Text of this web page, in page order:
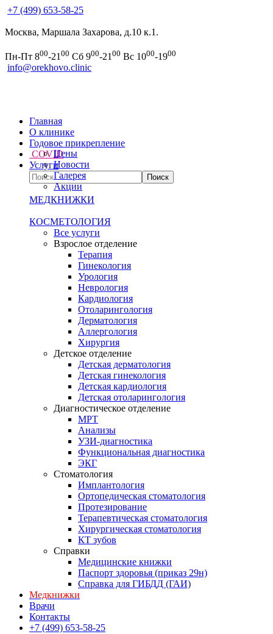
+7 (499) 653-58-25
Москва, Маршала Захарова, д.10 к.1.
Пн-Пт 800-21 00 Сб 900-21 00 Вс 1000-1900
info@orekhovo.clinic
Главная
О клинике
Цены
Новости
Галерея
Акции
Годовое прикрепление
COVID
Услуги
МЕДКНИЖКИ
КОСМЕТОЛОГИЯ
Все услуги
Взрослое отделение
Терапия
Гинекология
Урология
Неврология
Кардиология
Отоларингология
Дерматология
Аллергология
Хирургия
Детское отделение
Детская дерматология
Детская гинекология
Детская кардиология
Детская отоларингология
Диагностическое отделение
МРТ
Анализы
УЗИ-диагностика
Функциональная диагностика
ЭКГ
Стоматология
Имплантология
Ортопедическая стоматология
Протезирование
Терапевтическая стоматология
Хирургическая стоматология
КТ зубов
Справки
Медицинские книжки
Паспорт здоровья (приказ 29н)
Справка для ГИБДД (ГАИ)
Медкнижки
Врачи
Контакты
+7 (499) 653-58-25